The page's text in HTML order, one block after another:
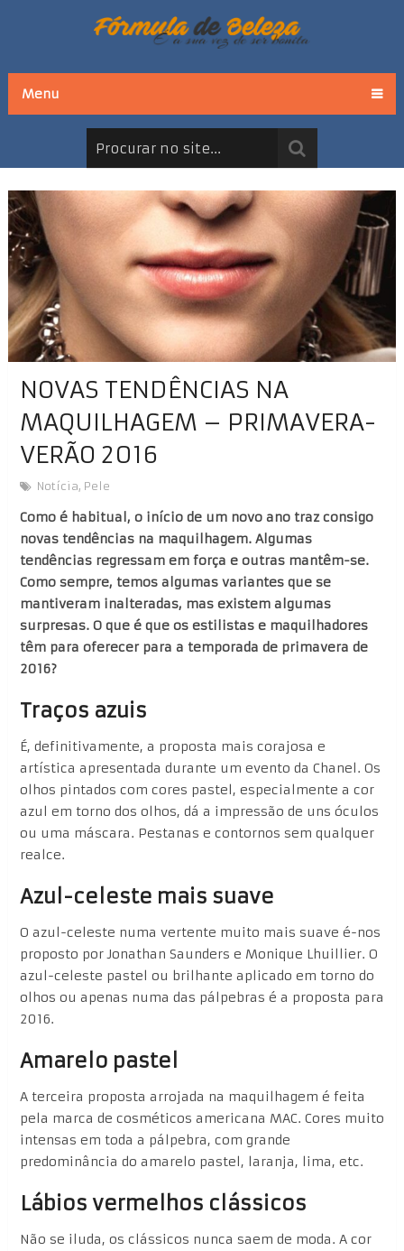
Menu
NOVAS TENDÊNCIAS NA
MAQUILHAGEM – PRIMAVERA-
VERÃO 2016
Notícia, Pele
Como é habitual, o início de um novo ano traz consigo
novas tendências na maquilhagem. Algumas
tendências regressam em força e outras mantêm-se.
Como sempre, temos algumas variantes que se
mantiveram inalteradas, mas existem algumas
surpresas. O que é que os estilistas e maquilhadores
têm para oferecer para a temporada de primavera de
2016?
Traços azuis
É, definitivamente, a proposta mais corajosa e
artística apresentada durante um evento da Chanel. Os
olhos pintados com cores pastel, especialmente a cor
azul em torno dos olhos, dá a impressão de uns óculos
ou uma máscara. Pestanas e contornos sem qualquer
realce.
Azul-celeste mais suave
O azul-celeste numa vertente muito mais suave é-nos
proposto por Jonathan Saunders e Monique Lhuillier. O
azul-celeste pastel ou brilhante aplicado em torno do
olhos ou apenas numa das pálpebras é a proposta para
2016.
Amarelo pastel
A terceira proposta arrojada na maquilhagem é feita
pela marca de cosméticos americana MAC. Cores muito
intensas em toda a pálpebra, com grande
predominância do amarelo pastel, laranja, lima, etc.
Lábios vermelhos clássicos
Não se iluda, os clássicos nunca saem de moda. A cor